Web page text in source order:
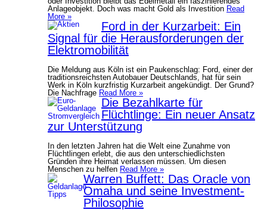
Anlageobjekt. Doch was macht Gold als Investition Read
More »
Ford in der Kurzarbeit: Ein
Signal für die Herausforderungen der
Elektromobilität
Die Meldung aus Köln ist ein Paukenschlag: Ford, einer der
traditionsreichsten Autobauer Deutschlands, hat für sein
Werk in Köln kurzfristig Kurzarbeit angekündigt. Der Grund?
Die Nachfrage Read More »
Die Bezahlkarte für
Flüchtlinge: Ein neuer Ansatz
zur Unterstützung
In den letzten Jahren hat die Welt eine Zunahme von
Flüchtlingen erlebt, die aus den unterschiedlichsten
Gründen ihre Heimat verlassen müssen. Um diesen
Menschen zu helfen Read More »
Warren Buffett: Das Oracle von
Omaha und seine Investment-
Philosophie